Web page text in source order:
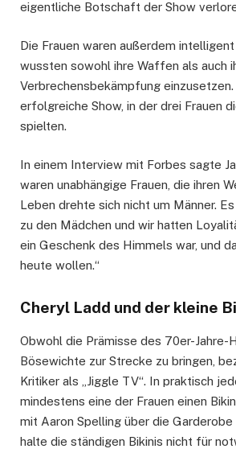
eigentliche Botschaft der Show
Die Frauen waren außerdem
wussten sowohl ihre Waffen als auch
Verbrechensbekämpfung
erfolgreiche Show, in der drei Frauen
spielten.
In einem Interview mit Forbes sagte
waren unabhängige Frauen, die ihren
Leben drehte sich nicht um Männer.
zu den Mädchen und wir hatten
ein Geschenk des Himmels war, und
heute wollen.“
Cheryl Ladd und der kleine
Obwohl die Prämisse des 70er-Jahre-
Bösewichte zur Strecke zu bringen,
Kritiker als „Jiggle TV“. In praktisch
mindestens eine der Frauen einen
mit Aaron Spelling über die Garderobe
halte die ständigen Bikinis nicht für